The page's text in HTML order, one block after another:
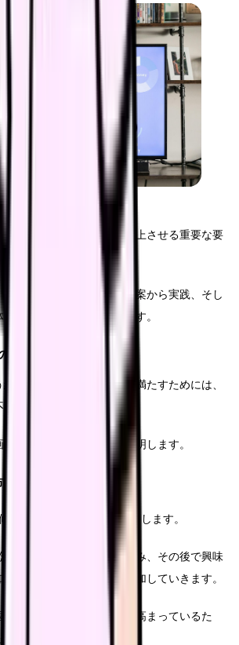
しての専門性を維持・向上させる重要な要
果的な継続教育の計画立案から実践、そし
な方法を解説していきます。
進め方
続教育の要件を効果的に満たすためには、
欠です。
案と実践方法について説明します。
計画を立てることをお勧めします。
の研修を優先的に組み込み、その後で興味
の習得に関する研修を追加していきます。
療に関する研修の重要性が高まっているた
慮に入れましょう。